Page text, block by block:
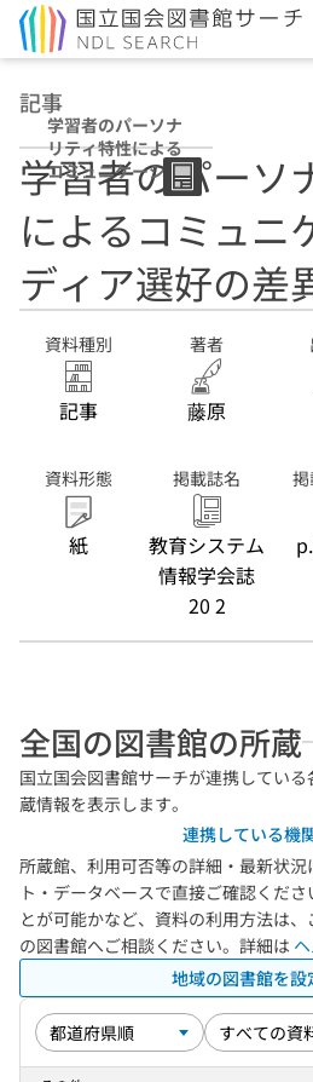
記事
学習者のパーソナ
リティ特性による
コミュニケーショ
ンメディア選好の
差異
学習者のパーソ
によるコミュニ
ディア選好の差
資料種別
記事
著者
藤原
資料形態
紙
掲載誌名
教育システム
情報学会誌
20 2
全国の図書館の所蔵
国立国会図書館サーチが連携してい
蔵情報を表示します。
連携している機
所蔵館、利用可否等の詳細・最新状
ト・データベースで直接ご確認くだ
とが可能かなど、資料の利用方法は
の図書館へご相談ください。詳細は
地域の図書館を設